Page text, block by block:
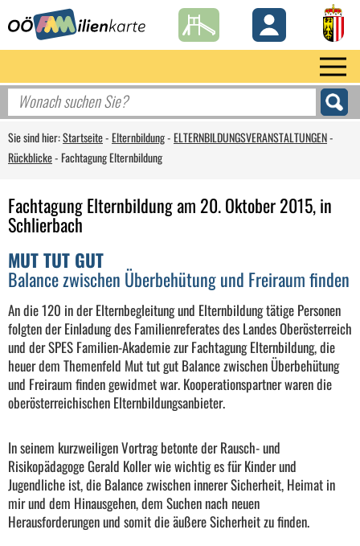
Sie sind hier:Startseite-Elternbildung-ELTERNBILDUNGSVERANSTALTUNGEN-
Rückblicke-Fachtagung Elternbildung
Fachtagung Elternbildung am 20. Oktober 2015, in
Schlierbach
MUT TUT GUT
Balance zwischen Überbehütung und Freiraum finden
An die 120 in der Elternbegleitung und Elternbildung tätige Personen
folgten der Einladung des Familienreferates des Landes Oberösterreich
und der SPES Familien-Akademie zur Fachtagung Elternbildung, die
heuer dem Themenfeld Mut tut gut Balance zwischen Überbehütung
und Freiraum finden gewidmet war. Kooperationspartner waren die
oberösterreichischen Elternbildungsanbieter.
In seinem kurzweiligen Vortrag betonte der Rausch- und
Risikopädagoge Gerald Koller wie wichtig es für Kinder und
Jugendliche ist, die Balance zwischen innerer Sicherheit, Heimat in
mir und dem Hinausgehen, dem Suchen nach neuen
Herausforderungen und somit die äußere Sicherheit zu finden.